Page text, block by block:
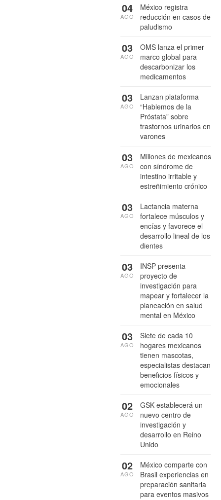
México registra
reducción en casos de
paludismo
04
AGO
OMS lanza el primer
marco global para
descarbonizar los
medicamentos
03
AGO
Lanzan plataforma
“Hablemos de la
Próstata” sobre
trastornos urinarios en
varones
03
AGO
Millones de mexicanos
con síndrome de
intestino irritable y
estreñimiento crónico
03
AGO
Lactancia materna
fortalece músculos y
encías y favorece el
desarrollo lineal de los
dientes
03
AGO
INSP presenta
proyecto de
investigación para
mapear y fortalecer la
planeación en salud
mental en México
03
AGO
Siete de cada 10
hogares mexicanos
tienen mascotas,
especialistas destacan
beneficios físicos y
emocionales
03
AGO
GSK establecerá un
nuevo centro de
investigación y
desarrollo en Reino
Unido
02
AGO
México comparte con
Brasil experiencias en
preparación sanitaria
para eventos masivos
02
AGO